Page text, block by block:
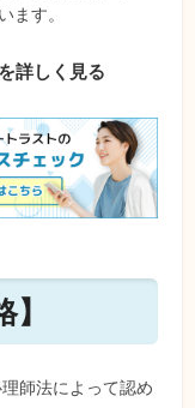
ます。
詳しく見る
師法によって認め